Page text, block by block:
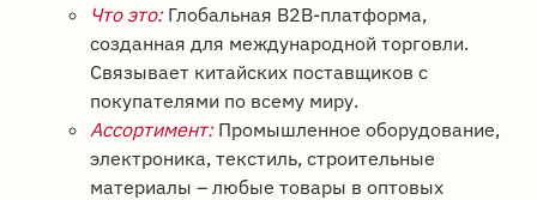
Что это:Глобальная B2B-платформа,
созданная для международной торговли.
Связывает китайских поставщиков с
покупателями по всему миру.
Ассортимент:Промышленное оборудование,
электроника, текстиль, строительные
материалы – любые товары в оптовых